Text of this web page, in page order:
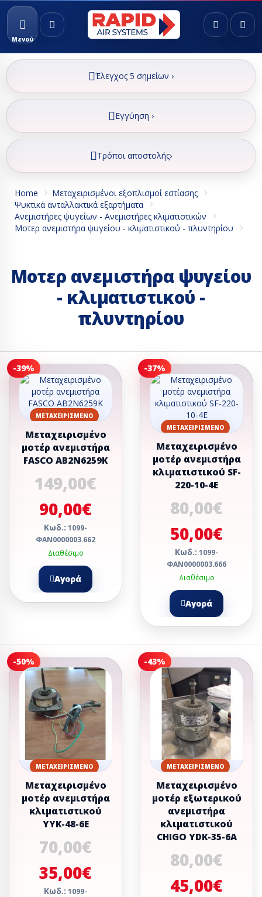
Μενού
Έλεγχος 5 σημείων ›
Εγγύηση ›
Τρόποι αποστολής›
Home
Μεταχειρισμένοι εξοπλισμοί εστίασης
Ψυκτικά ανταλλακτικά εξαρτήματα
Ανεμιστήρες ψυγείων - Ανεμιστήρες κλιματιστικών
Μοτερ ανεμιστήρα ψυγείου - κλιματιστικού - πλυντηρίου
Μοτερ ανεμιστήρα ψυγείου
- κλιματιστικού -
πλυντηρίου
-39%
ΜΕΤΑΧΕΙΡΙΣΜΈΝΟ
Μεταχειρισμένο
μοτέρ ανεμιστήρα
FASCO AB2N6259K
149,00€
90,00€
Κωδ.: 1099-
ΦΑΝ0000003.662
Διαθέσιμο
Αγορά
-37%
ΜΕΤΑΧΕΙΡΙΣΜΈΝΟ
Μεταχειρισμένο
μοτέρ ανεμιστήρα
κλιματιστικού SF-
220-10-4E
80,00€
50,00€
Κωδ.: 1099-
ΦΑΝ0000003.666
Διαθέσιμο
Αγορά
-50%
ΜΕΤΑΧΕΙΡΙΣΜΈΝΟ
Μεταχειρισμένο
μοτέρ ανεμιστήρα
κλιματιστικού
YYK-48-6E
70,00€
35,00€
Κωδ.: 1099-
-43%
ΜΕΤΑΧΕΙΡΙΣΜΈΝΟ
Μεταχειρισμένο
μοτέρ εξωτερικού
ανεμιστήρα
κλιματιστικού
CHIGO YDK-35-6A
80,00€
45,00€